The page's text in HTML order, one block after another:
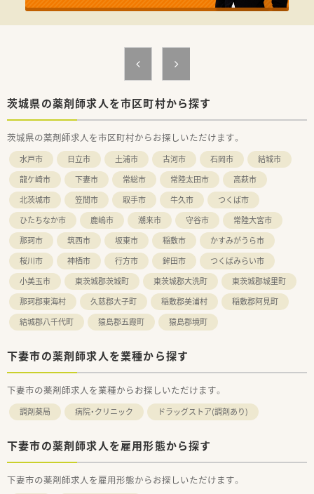
わる事ができます。
■育児休暇は3歳まで取得が可能で、時短制度は小学5年生まで
■年間休日が120日とワークライフバランスが整っています
■日用品から常備薬まで、従業員割引制度など嬉しいメリットも
茨城県の薬剤師求人を市区町村から探す
茨城県の薬剤師求人を市区町村からお探しいただけます。
水戸市 日立市 土浦市 古河市 石岡市
結城市
龍ケ崎市
下妻市 常総市 常陸太田市
高萩市
北茨城市
笠間市 取手市 牛久市
つくば市
ひたちなか市
鹿嶋市 潮来市 守谷市
常陸大宮市
那珂市
筑西市 坂東市 稲敷市
かすみがうら市
桜川市
神栖市 行方市 鉾田市
つくばみらい市
小美玉市
東茨城郡茨城町 東茨城郡大洗町
東茨城郡城里町
那珂郡東海村
久慈郡大子町 稲敷郡美浦村
稲敷郡阿見町
結城郡八千代町
猿島郡五霞町 猿島郡境町
下妻市の薬剤師求人を業種から探す
下妻市の薬剤師求人を業種からお探しいただけます。
調剤薬局 病院・クリニック ドラッグストア(調剤あり)
下妻市の薬剤師求人を雇用形態から探す
下妻市の薬剤師求人を雇用形態からお探しいただけます。